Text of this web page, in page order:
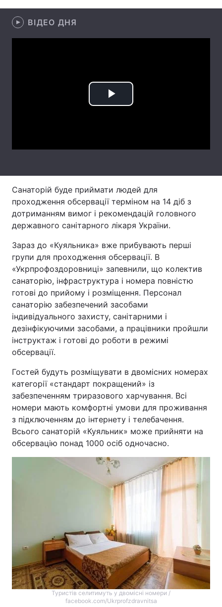
Тема оформлення
ВІДЕО ДНЯ
Play
Санаторій буде приймати людей для
проходження обсервації терміном на 14 діб з
дотриманням вимог і рекомендацій головного
державного санітарного лікаря України.
Зараз до «Куяльника» вже прибувають перші
групи для проходження обсервації. В
«Укрпрофоздоровниці» запевнили, що колектив
санаторію, інфраструктура і номера повністю
готові до прийому і розміщення. Персонал
санаторію забезпечений засобами
індивідуального захисту, санітарними і
дезінфікуючими засобами, а працівники пройшли
інструктаж і готові до роботи в режимі
обсервації.
Гостей будуть розміщувати в двомісних номерах
категорії «стандарт покращений» із
забезпеченням триразового харчування. Всі
номери мають комфортні умови для проживання
з підключенням до інтернету і телебачення.
Всього санаторій «Куяльник» може прийняти на
обсервацію понад 1000 осіб одночасно.
Туристів селитимуть у двомісні номери /
facebook.com/Ukrprofzdravnitsa